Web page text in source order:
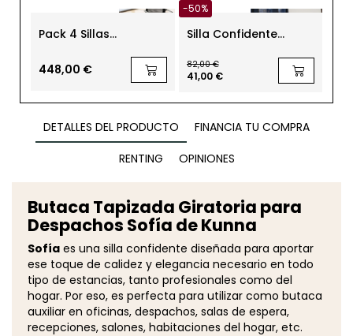
Pack 4 Sillas
Euromof
448,00 €
-50%
Silla Confidente
MM1233 de Montiel
82,00 €
41,00 €
DETALLES DEL PRODUCTO
FINANCIA TU COMPRA
RENTING
OPINIONES
Butaca Tapizada Giratoria para
Despachos Sofía de Kunna
Sofía es una silla confidente diseñada para aportar
ese toque de calidez y elegancia necesario en todo
tipo de estancias, tanto profesionales como del
hogar. Por eso, es perfecta para utilizar como butaca
auxiliar en oficinas, despachos, salas de espera,
recepciones, salones, habitaciones del hogar, etc.